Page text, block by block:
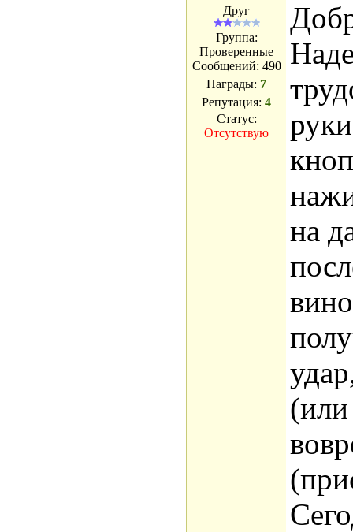
Друг
Группа:
Проверенные
Сообщений: 490
Награды: 7
Репутация: 4
Статус:
Отсутствую
на